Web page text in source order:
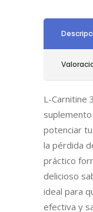
L-Carnitine
potenciar
la pérdida
práctico
delicioso
ideal para
efectiva y